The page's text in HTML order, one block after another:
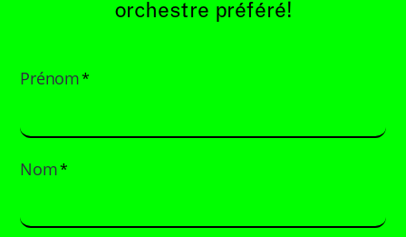
orchestre préféré!
Prénom*
Nom*